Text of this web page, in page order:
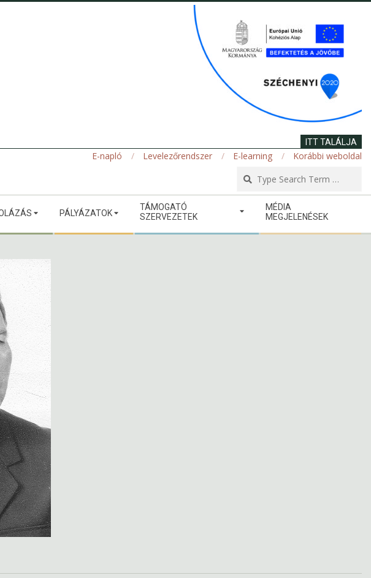
ITT TALÁLJA
E-napló Levelezőrendszer E-learning
Korábbi weboldal
PÁLYÁZATOK
TÁMOGATÓ
SZERVEZETEK
MÉDIA
MEGJELENÉSEK